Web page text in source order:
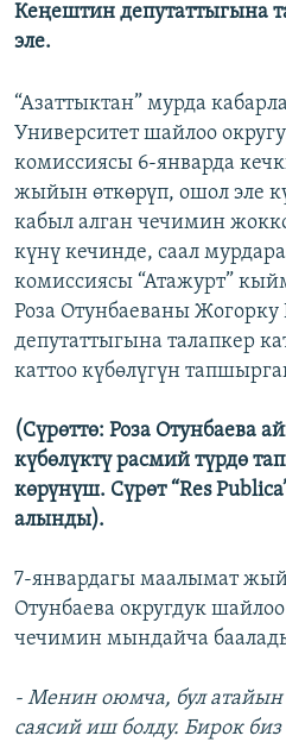
Кеңештин депутаттыгына
эле.
“Азаттыктан” мурда
Университет шайлоо
комиссиясы 6-январда
жыйын өткөрүп, ошол эле
кабыл алган чечимин
күнү кечинде, саал
комиссиясы “Атажурт”
Роза Отунбаеваны
депутаттыгына талапкер
каттоо күбөлүгүн
(Сүрөттө: Роза Отунбаева
күбөлүктү расмий түрдө
көрүнүш. Сүрөт “Res
алынды).
7-январдагы маалымат
Отунбаева округдук
чечимин мындайча
- Менин оюмча, бул атайын
саясий иш болду. Бирок